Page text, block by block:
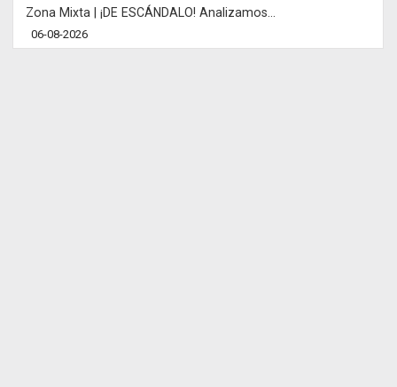
Zona Mixta | ¡DE ESCÁNDALO! Analizamos...
06-08-2026